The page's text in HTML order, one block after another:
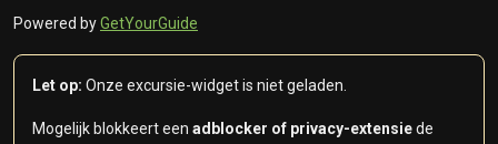
Powered byGetYourGuide
Let op: Onze excursie-widget is niet geladen.
Mogelijk blokkeert een adblocker of privacy-extensiede